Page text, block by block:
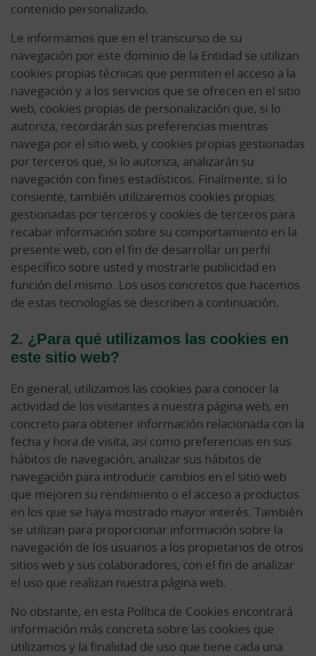
contenido personalizado.
Le informamos que en el transcurso de su
navegación por este dominio de la Entidad se utilizan
cookies propias técnicas que permiten el acceso a la
navegación y a los servicios que se ofrecen en el sitio
web, cookies propias de personalización que, si lo
autoriza, recordarán sus preferencias mientras
navega por el sitio web, y cookies propias gestionadas
por terceros que, si lo autoriza, analizarán su
navegación con fines estadísticos. Finalmente, si lo
consiente, también utilizaremos cookies propias
gestionadas por terceros y cookies de terceros para
recabar información sobre su comportamiento en la
presente web, con el fin de desarrollar un perfil
específico sobre usted y mostrarle publicidad en
función del mismo. Los usos concretos que hacemos
de estas tecnologías se describen a continuación.
2. ¿Para qué utilizamos las cookies en
este sitio web?
En general, utilizamos las cookies para conocer la
actividad de los visitantes a nuestra página web, en
concreto para obtener información relacionada con la
fecha y hora de visita, así como preferencias en sus
hábitos de navegación, analizar sus hábitos de
navegación para introducir cambios en el sitio web
que mejoren su rendimiento o el acceso a productos
en los que se haya mostrado mayor interés. También
se utilizan para proporcionar información sobre la
navegación de los usuarios a los propietarios de otros
sitios web y sus colaboradores, con el fin de analizar
el uso que realizan nuestra página web.
No obstante, en esta Política de Cookies encontrará
información más concreta sobre las cookies que
utilizamos y la finalidad de uso que tiene cada una